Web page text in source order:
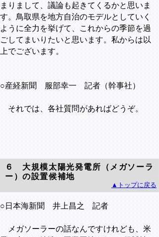
まりまして、議論も起きてくるかと思いま
す。鳥取県を地方自治のモデルとしていく
ように全力を挙げて、これからの季節を過
ごしてまいりたいと思います。私からは以
上でございます。
○産経新聞 服部幸一 記者（幹事社）
それでは、各社質問があればどうぞ。
６ 大規模太陽光発電所（メガソーラ
ー）の設置候補地
▲トップに戻る
○日本海新聞 井上昌之 記者
メガソーラーの話なんですけれども、米